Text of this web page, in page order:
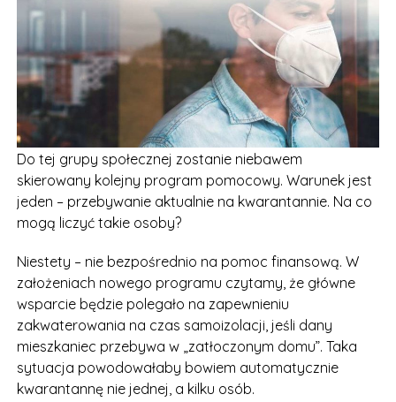
Do tej grupy społecznej zostanie niebawem
skierowany kolejny program pomocowy. Warunek jest
jeden – przebywanie aktualnie na kwarantannie. Na co
mogą liczyć takie osoby?
Niestety – nie bezpośrednio na pomoc finansową. W
założeniach nowego programu czytamy, że główne
wsparcie będzie polegało na zapewnieniu
zakwaterowania na czas samoizolacji, jeśli dany
mieszkaniec przebywa w „zatłoczonym domu”. Taka
sytuacja powodowałaby bowiem automatycznie
kwarantannę nie jednej, a kilku osób.